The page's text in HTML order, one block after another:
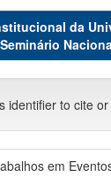
da
identifier to cite
em